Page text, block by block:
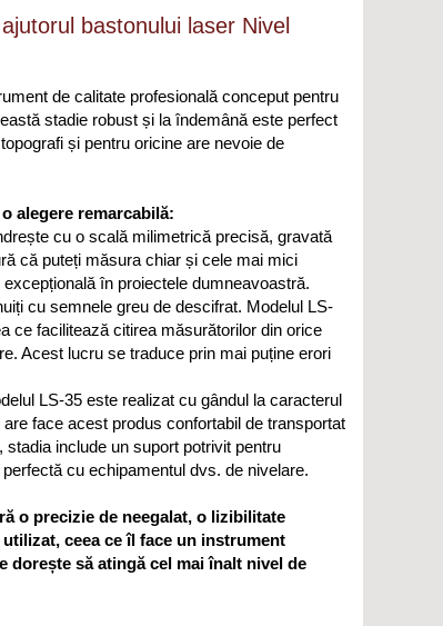
bastonului laser Nivel
de calitate profesională conceput pentru
stadie robust și la îndemână este perfect
și pentru oricine are nevoie de
alegere remarcabilă:
cu o scală milimetrică precisă, gravată
că puteți măsura chiar și cele mai mici
în proiectele dumneavoastră.
cu semnele greu de descifrat. Modelul LS-
ce facilitează citirea măsurătorilor din orice
Acest lucru se traduce prin mai puține erori
LS-35 este realizat cu gândul la caracterul
face acest produs confortabil de transportat
include un suport potrivit pentru
cu echipamentul dvs. de nivelare.
o precizie de neegalat, o lizibilitate
ceea ce îl face un instrument
să atingă cel mai înalt nivel de